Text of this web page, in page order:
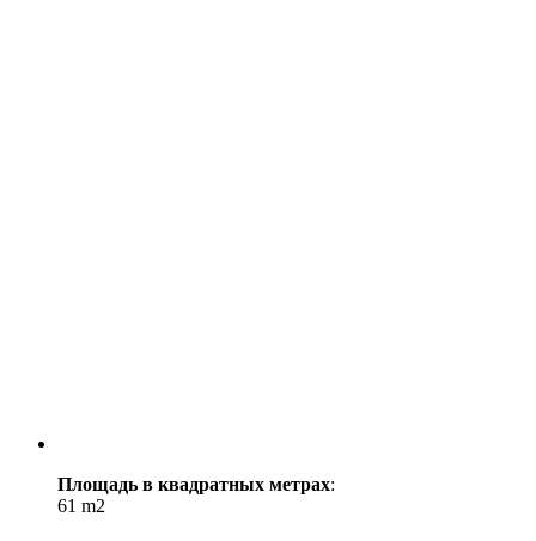
Площадь в квадратных метрах:
61 m2